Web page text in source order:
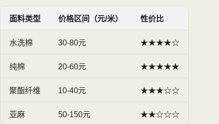
面料类型 价格区间（元/米） 性价比
水洗棉 30-80元 ★★★★☆
纯棉 20-60元 ★★★★★
聚酯纤维 10-40元 ★★★☆☆
亚麻 50-150元 ★★☆☆☆